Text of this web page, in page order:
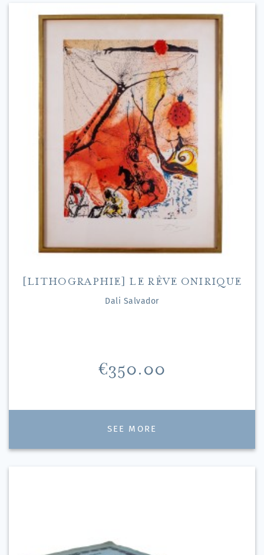
[LITHOGRAPHIE] LE RÊVE ONIRIQUE
Dali Salvador
Price
€350.00
SEE MORE